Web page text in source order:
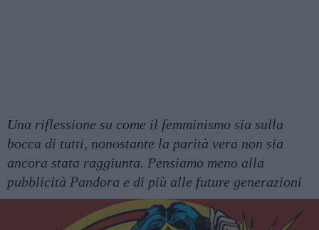
Una riflessione su come il femminismo sia sulla
bocca di tutti, nonostante la parità vera non sia
ancora stata raggiunta. Pensiamo meno alla
pubblicità Pandora e di più alle future generazioni